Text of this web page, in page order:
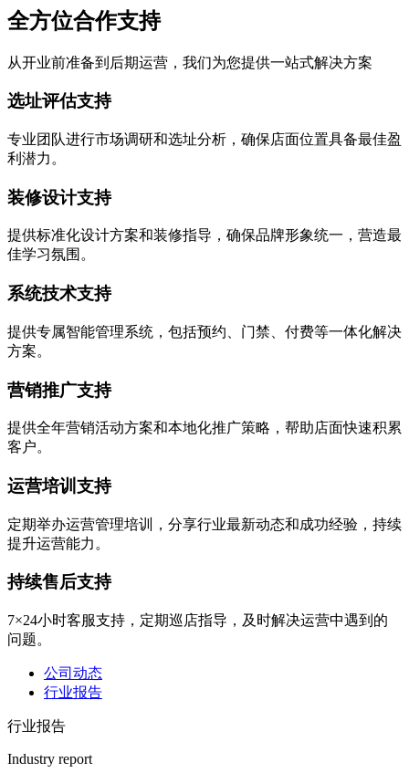
全方位合作支持
从开业前准备到后期运营，我们为您提供一站式解决方案
选址评估支持
专业团队进行市场调研和选址分析，确保店面位置具备最佳盈
利潜力。
装修设计支持
提供标准化设计方案和装修指导，确保品牌形象统一，营造最
佳学习氛围。
系统技术支持
提供专属智能管理系统，包括预约、门禁、付费等一体化解决
方案。
营销推广支持
提供全年营销活动方案和本地化推广策略，帮助店面快速积累
客户。
运营培训支持
定期举办运营管理培训，分享行业最新动态和成功经验，持续
提升运营能力。
持续售后支持
7×24小时客服支持，定期巡店指导，及时解决运营中遇到的
问题。
公司动态
行业报告
行业报告
Industry report